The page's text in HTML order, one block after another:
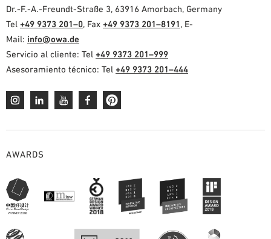
Dr.-F.-A.-Freundt-Straße 3, 63916 Amorbach, Germany
Tel +49 9373 201–0, Fax +49 9373 201–8191, E-
Mail: info@owa.de
Servicio al cliente: Tel +49 9373 201–999
Asesoramiento técnico: Tel +49 9373 201–444
AWARDS